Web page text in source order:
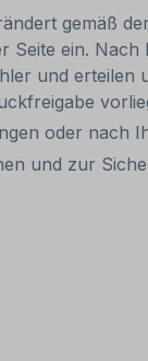
gemäß
Seite ein.
und
oder nach
und zur